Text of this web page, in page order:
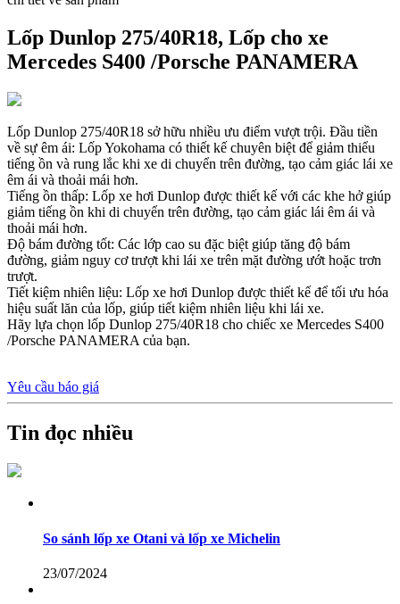
Lốp Dunlop 275/40R18, Lốp cho xe
Mercedes S400 /Porsche PANAMERA
Lốp Dunlop 275/40R18 sở hữu nhiều ưu điểm vượt trội. Đầu tiền
về sự êm ái: Lốp Yokohama có thiết kế chuyên biệt để giảm thiểu
tiếng ồn và rung lắc khi xe di chuyển trên đường, tạo cảm giác lái xe
êm ái và thoải mái hơn.
Tiếng ồn thấp: Lốp xe hơi Dunlop được thiết kế với các khe hở giúp
giảm tiếng ồn khi di chuyển trên đường, tạo cảm giác lái êm ái và
thoải mái hơn.
Độ bám đường tốt: Các lớp cao su đặc biệt giúp tăng độ bám
đường, giảm nguy cơ trượt khi lái xe trên mặt đường ướt hoặc trơn
trượt.
Tiết kiệm nhiên liệu: Lốp xe hơi Dunlop được thiết kế để tối ưu hóa
hiệu suất lăn của lốp, giúp tiết kiệm nhiên liệu khi lái xe.
Hãy lựa chọn lốp Dunlop 275/40R18 cho chiếc xe Mercedes S400
/Porsche PANAMERA của bạn.
Yêu cầu báo giá
Tin đọc nhiều
So sánh lốp xe Otani và lốp xe Michelin
23/07/2024